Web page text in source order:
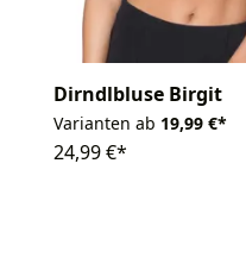
Dirndlbluse Birgit
Varianten ab 19,99 €*
24,99 €*